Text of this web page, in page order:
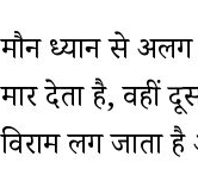
मौन ध्यान से अलग
मार देता है, वहीं
विराम लग जाता